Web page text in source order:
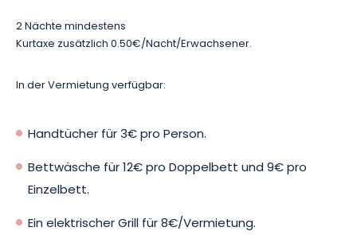
Möchten Sie Ihren Aufenthalt vervollständigen? Sie können vor
Ort einen Elektrogrill, ein Elektrofahrrad und ein Tretboot
erleben!
und lassen Sie sich von dieser natürlichen Umgebung
2 Nächte mindestens
Kurtaxe zusätzlich 0.50€/Nacht/Erwachsener.
In der Vermietung verfügbar:
Handtücher für 3€ pro Person.
Bettwäsche für 12€ pro Doppelbett und 9€ pro
Einzelbett.
Ein elektrischer Grill für 8€/Vermietung.